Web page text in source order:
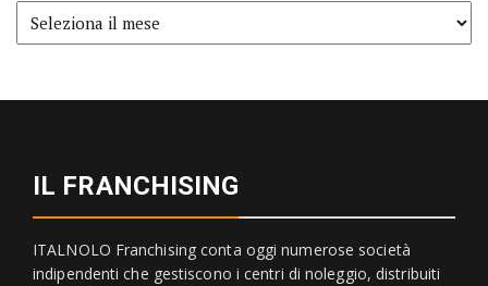
Archivi
IL FRANCHISING
ITALNOLO Franchising conta oggi numerose società
indipendenti che gestiscono i centri di noleggio, distribuiti